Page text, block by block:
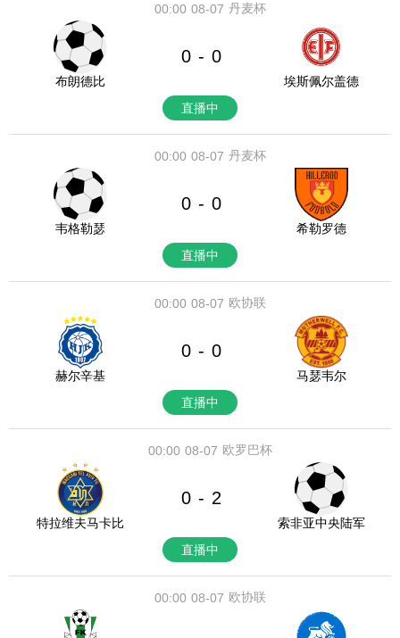
08-07
00:00 丹麦杯
布朗德比
0 - 0
埃斯佩尔盖德
直播中
08-07
00:00 丹麦杯
韦格勒瑟
0 - 0
希勒罗德
直播中
08-07
00:00 欧协联
赫尔辛基
0 - 0
马瑟韦尔
直播中
08-07
00:00 欧罗巴杯
特拉维夫马卡比
0 - 2
索非亚中央陆军
直播中
08-07
00:00 欧协联